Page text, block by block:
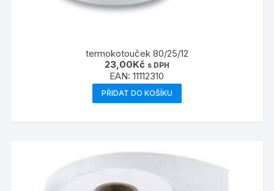
termokotouček 80/25/12
23,00Kč s DPH
EAN:11112310
PŘIDAT DO KOŠÍKU